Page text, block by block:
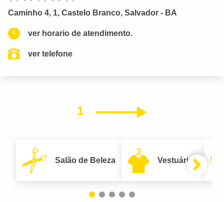
Caminho 4, 1, Castelo Branco, Salvador - BA
ver horario de atendimento.
ver telefone
1 Próximo
Salão de Beleza Vestuário